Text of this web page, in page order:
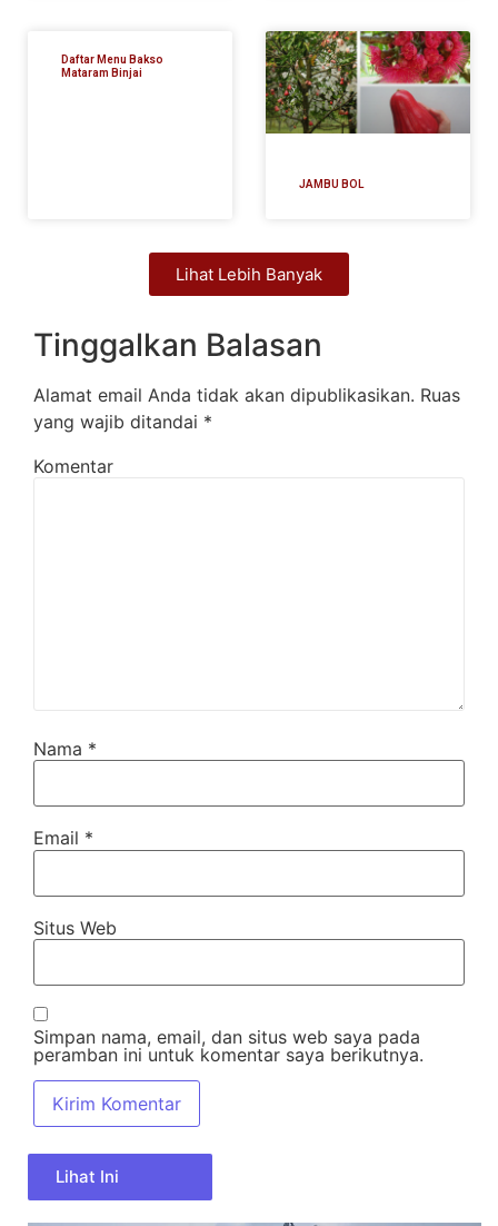
Daftar Menu Bakso
Mataram Binjai
JAMBU BOL
Lihat Lebih Banyak
Tinggalkan Balasan
Alamat email Anda tidak akan dipublikasikan. Ruas
yang wajib ditandai *
Komentar
Nama *
Email *
Situs Web
Simpan nama, email, dan situs web saya pada
peramban ini untuk komentar saya berikutnya.
Lihat Ini